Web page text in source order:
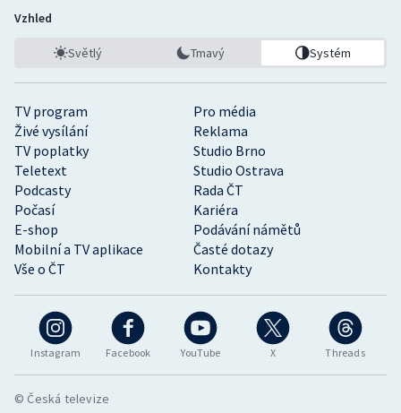
Instagram Facebook YouTube X Threads
TV program
Pro média
Živé vysílání
Reklama
TV poplatky
Studio Brno
Teletext
Studio Ostrava
Podcasty
Rada ČT
Počasí
Kariéra
E-shop
Podávání námětů
Mobilní a TV aplikace
Časté dotazy
Vše o ČT
Kontakty
Vzhled
Světlý Tmavý Systém
© Česká televize